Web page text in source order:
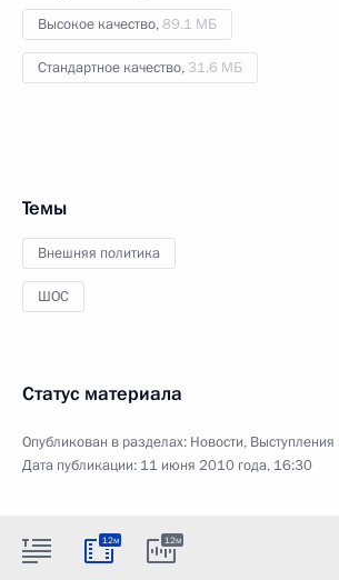
Высокое качество,89.1 МБ
Стандартное качество, 31.6 МБ
Темы
Внешняя политика
ШОС
Статус материала
Опубликован в разделах: Новости,
Дата публикации: 11 июня 2010 года, 16:30
12м 12м